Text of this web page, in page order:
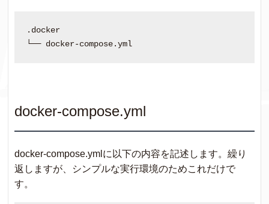
.docker
docker-compose.yml
docker-compose.ymlに以下の内容を記述します。繰り
返しますが、シンプルな実行環境のためこれだけで
す。